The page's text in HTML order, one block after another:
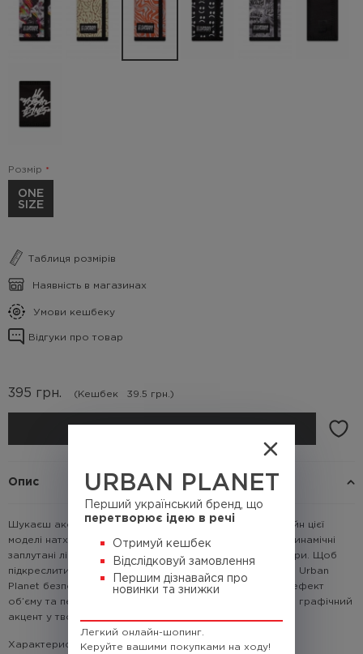
URBAN PLANET
Перший український бренд, що
перетворює ідею в речі
Отримуй кешбек
Відслідковуй замовлення
Першим дізнавайся про
новинки та знижки
Легкий онлайн-шопинг.
Керуйте вашими покупками на ходу!
Розмір
ONE
SIZE
Таблиця розмірів
Наявність в магазинах
Умови кешбеку
Відгуки про товар
395 грн. (Кешбек 39.5 грн.)
Опис
Шукаєш аксесуар, який виділить тебе з натовпу? Дизайн цієї
моделі натхненний самою природою. В його основі - динамічні
заплутані лінії, що імітують автентичне забарвлення зебри. Щоб
підкреслити ідентичність бренду, ми інтегрували написи Urban
Planet безпосередньо у плетіння патерна. Це створює ефект
об’єму та перетворює звичайний гаманець на стильний графічний
акцент у твоєму образі.
Характеристики: